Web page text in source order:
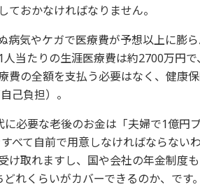
おかなければなりません。
病気やケガで医療費が予想以上に膨
当たりの生涯医療費は約2700万円
費の全額を支払う必要はなく、健康
己負担）。
必要な老後のお金は「夫婦で1億円
べて自前で用意しなければならない
け取れますし、国や会社の年金制度
れくらいがカバーできるのか、です。